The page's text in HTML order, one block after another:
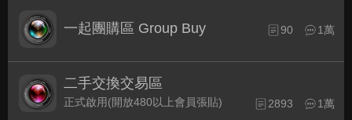
一起團購區 Group Buy 90 1萬
二手交換交易區
正式啟用(開放480以上會員張貼) 2893 1萬